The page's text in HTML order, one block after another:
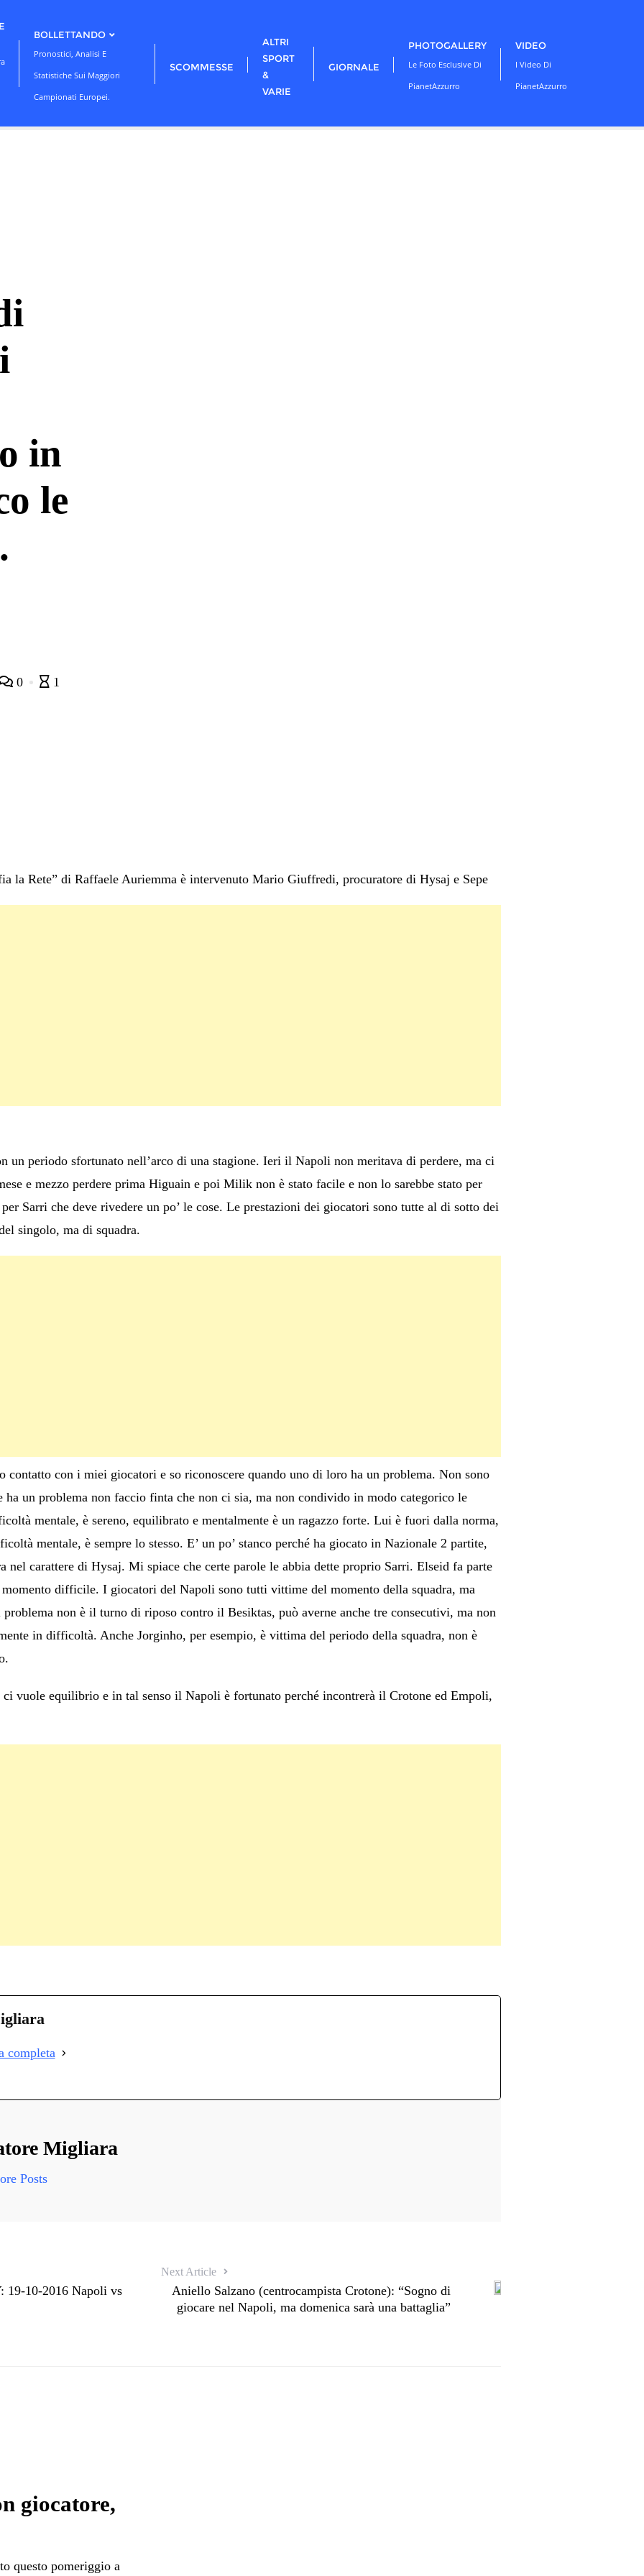
BOLLETTANDO
Pronostici, Analisi E
Statistiche Sui Maggiori
Campionati Europei.
SCOMMESSE
ALTRI
SPORT
&
VARIE
GIORNALE
PHOTOGALLERY
Le Foto Esclusive Di
PianetAzzurro
VIDEO
I Video Di
PianetAzzurro
in
le
0
1
la Rete” di Raffaele Auriemma è intervenuto Mario Giuffredi, procuratore di Hysaj e Sepe
un periodo sfortunato nell’arco di una stagione. Ieri il Napoli non meritava di perdere, ma ci
e mezzo perdere prima Higuain e poi Milik non è stato facile e non lo sarebbe stato per
Sarri che deve rivedere un po’ le cose. Le prestazioni dei giocatori sono tutte al di sotto dei
singolo, ma di squadra.
contatto con i miei giocatori e so riconoscere quando uno di loro ha un problema. Non sono
ha un problema non faccio finta che non ci sia, ma non condivido in modo categorico le
mentale, è sereno, equilibrato e mentalmente è un ragazzo forte. Lui è fuori dalla norma,
mentale, è sempre lo stesso. E’ un po’ stanco perché ha giocato in Nazionale 2 partite,
nel carattere di Hysaj. Mi spiace che certe parole le abbia dette proprio Sarri. Elseid fa parte
difficile. I giocatori del Napoli sono tutti vittime del momento della squadra, ma
non è il turno di riposo contro il Besiktas, può averne anche tre consecutivi, ma non
in difficoltà. Anche Jorginho, per esempio, è vittima del periodo della squadra, non è
vuole equilibrio e in tal senso il Napoli è fortunato perché incontrerà il Crotone ed Empoli,
completa
Migliara
Posts
19-10-2016 Napoli vs
Next Article
Aniello Salzano (centrocampista Crotone): “Sogno di
giocare nel Napoli, ma domenica sarà una battaglia”
giocatore,
questo pomeriggio a